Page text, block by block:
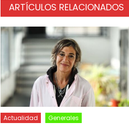
ARTÍCULOS RELACIONADOS
Actualidad Generales